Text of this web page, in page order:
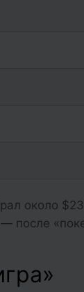
около
— после